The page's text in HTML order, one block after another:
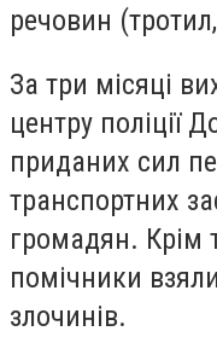
речовин
За три місяці
центру поліції
приданих сил
транспортних
громадян. Крім
помічники
злочинів.